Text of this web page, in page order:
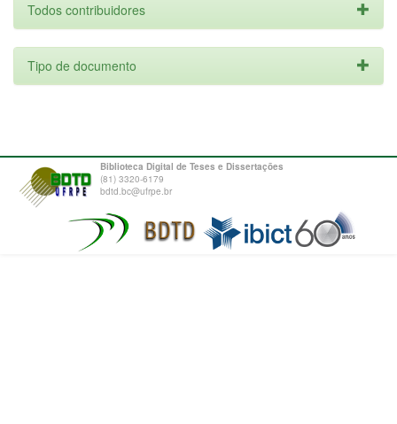
Todos contribuidores
Tipo de documento
Biblioteca Digital de Teses e Dissertações
(81) 3320-6179
bdtd.bc@ufrpe.br